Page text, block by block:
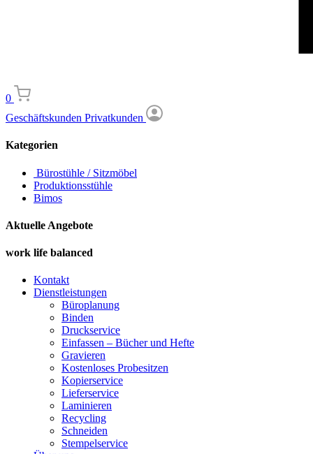
0
Geschäftskunden Privatkunden
Kategorien
Bürostühle / Sitzmöbel
Produktionsstühle
Bimos
Aktuelle Angebote
work life balanced
Kontakt
Dienstleistungen
Büroplanung
Binden
Druckservice
Einfassen – Bücher und Hefte
Gravieren
Kostenloses Probesitzen
Kopierservice
Lieferservice
Laminieren
Recycling
Schneiden
Stempelservice